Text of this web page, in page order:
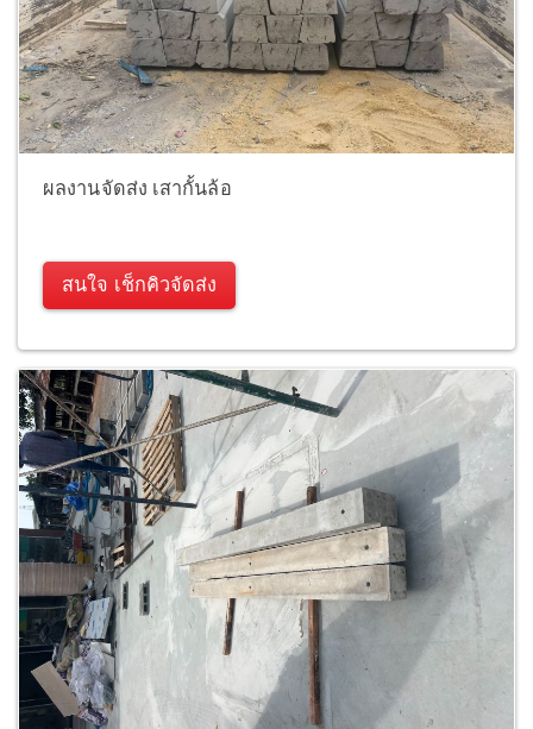
ผลงานจัดส่ง เสากั้นล้อ
สนใจ เช็กคิวจัดส่ง